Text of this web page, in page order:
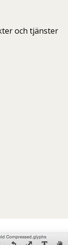
och tjänster